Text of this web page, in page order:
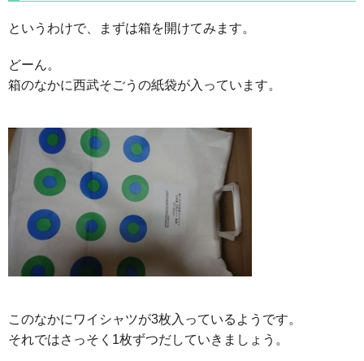
というわけで、まずは箱を開けてみます。
どーん。
箱のなかに西武そごうの紙袋が入っています。
このなかにワイシャツが3枚入っているようです。
それではさっそく1枚ずつだしていきましょう。